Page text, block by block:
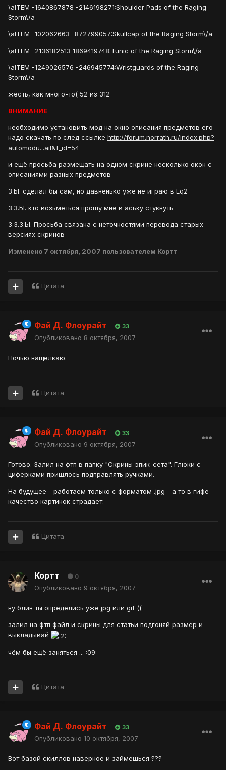
\aITEM -1640867878 -2146198271:Shoulder Pads of the Raging
Storm\/a
\aITEM -102062663 -872799057:Skullcap of the Raging Storm\/a
\aITEM -2136182513 1869419748:Tunic of the Raging Storm\/a
\aITEM -1249026576 -246945774:Wristguards of the Raging
Storm\/a
жесть, как много-то( 52 из 312
ВНИМАНИЕ
необходимо установить мод на окно описания предметов его
надо скачать по след ссылке http://forum.norrath.ru/index.php?
automodu...ail&f_id=54
и ещё просьба размещать на одном скрине несколько окон с
описаниями разных предметов
З.Ы. сделал бы сам, но давненько уже не играю в Eq2
З.З.Ы. кто возьмёться прошу мне в аську стукнуть
З.З.З.Ы. Просьба связана с неточностями перевода старых
версиях скринов
Изменено 7 октября, 2007 пользователем Кортт
Цитата
Фай Д. Флоурайт 33
Опубликовано 8 октября, 2007
Ночью нащелкаю.
Цитата
Фай Д. Флоурайт 33
Опубликовано 9 октября, 2007
Готово. Залил на фтп в папку "Скрины эпик-сета". Глюки с
циферками пришлось подправлять ручками.
На будущее - работаем только с форматом .jpg - а то в гифе
качество картинок страдает.
Цитата
Кортт 0
Опубликовано 9 октября, 2007
ну блин ты определись уже jpg или gif ((
залил на фтп файл и скрины для статьи подгоняй размер и
выкладывай
чём бы ещё заняться ... :09:
Цитата
Фай Д. Флоурайт 33
Опубликовано 10 октября, 2007
Вот базой скиллов наверное и займешься ???